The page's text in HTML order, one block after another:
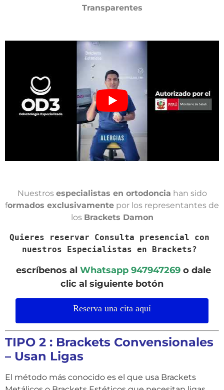
Transparentes
Nuestros especialistas en ortodoncia han sido
formados exclusivamente por los representantes de
los Brackets Damon
Quieres reservar
Consulta presencial con
nuestros Especialistas en Brackets?
escríbenos al Whatsapp 947947269o dale
clic al siguiente botón
Reserva una cita aquí
TIPO 2 : Brackets Convensionales
– Usan Ligas
El método más conocido es el que usa Brackets